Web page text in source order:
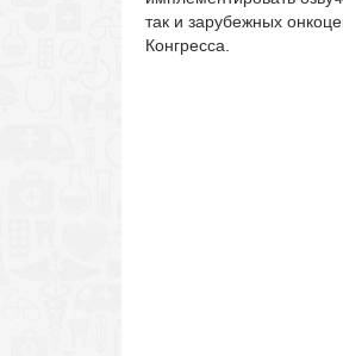
так и зарубежных
Конгресса.